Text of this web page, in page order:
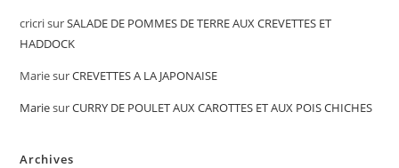
cricrisurSALADE DE POMMES DE TERRE AUX CREVETTES ET
HADDOCK
MariesurCREVETTES A LA JAPONAISE
MariesurCURRY DE POULET AUX CAROTTES ET AUX POIS CHICHES
Archives